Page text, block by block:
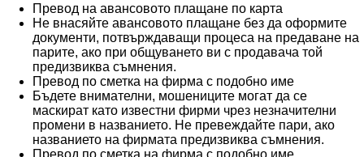
Превод на авансовото плащане по карта
Не внасяйте авансовото плащане без да оформите
документи, потвърждаващи процеса на предаване на
парите, ако при общуването ви с продавача той
предизвиква съмнения.
Превод по сметка на фирма с подобно име
Бъдете внимателни, мошениците могат да се
маскират като известни фирми чрез незначителни
промени в названието. Не превеждайте пари, ако
названието на фирмата предизвиква съмнения.
Превод по сметка на фирма с подобно име